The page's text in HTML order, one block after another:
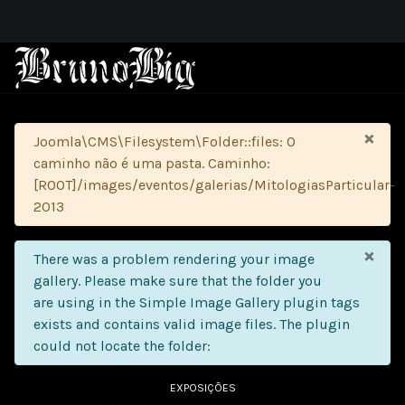
×
Atenção
Joomla\CMS\Filesystem\Folder::files: O
caminho não é uma pasta. Caminho:
[ROOT]/images/eventos/galerias/MitologiasParticular-
2013
×
info
There was a problem rendering your image
gallery. Please make sure that the folder you
are using in the Simple Image Gallery plugin tags
exists and contains valid image files. The plugin
could not locate the folder:
EXPOSIÇÕES